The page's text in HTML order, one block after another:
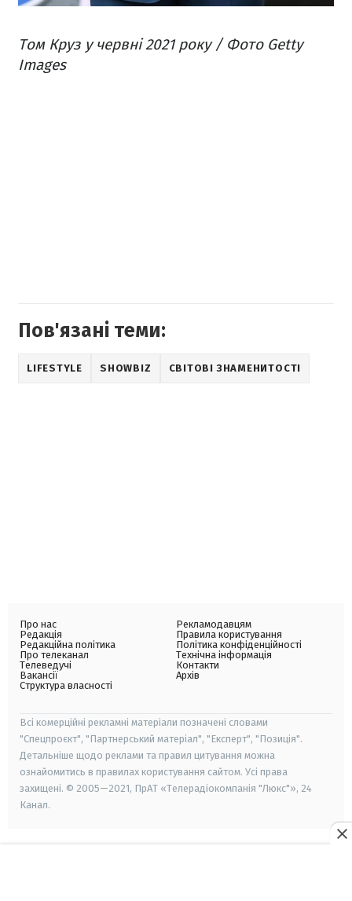
Том Круз у червні 2021 року / Фото Getty
Images
Пов'язані теми:
LIFESTYLE SHOWBIZ СВІТОВІ ЗНАМЕНИТОСТІ
Про нас
Редакція
Редакційна політика
Про телеканал
Телеведучі
Вакансії
Структура власності
Рекламодавцям
Правила користування
Політика конфіденційності
Технічна інформація
Контакти
Архів
Всі комерційні рекламні матеріали позначені словами
"Спецпроєкт", "Партнерський матеріал", "Експерт", "Позиція".
Детальніше щодо реклами та правил цитування можна
ознайомитись в правилах користування сайтом. Усі права
захищені. © 2005—2021, ПрАТ «Телерадіокомпанія "Люкс"», 24
Канал.